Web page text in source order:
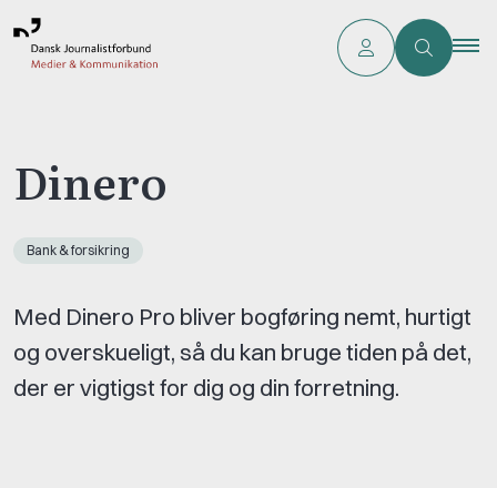
Dinero
Bank & forsikring
Med Dinero Pro bliver bogføring nemt, hurtigt
og overskueligt, så du kan bruge tiden på det,
der er vigtigst for dig og din forretning.